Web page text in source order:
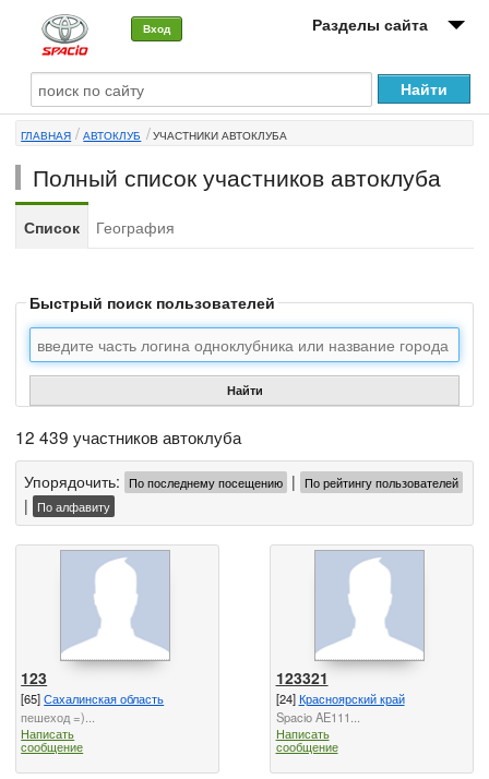
Вход Разделы сайта
О машине
Автоклуб
Форумы
Сервисы и услуги
ГЛАВНАЯ АВТОКЛУБ УЧАСТНИКИ АВТОКЛУБА
Полный список участников автоклуба
Список География
Быстрый поиск пользователей
Найти
12 439 участников автоклуба
Упорядочить: По последнему посещению | По рейтингу пользователей
| По алфавиту
123
[65]Сахалинская область
пешеход =)...
Написать
сообщение
123321
[24]Красноярский край
Spacio AE111...
Написать
сообщение